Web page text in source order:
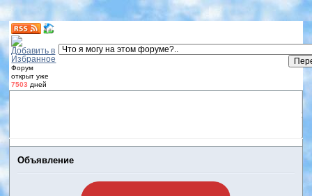
Форум
открыт уже
7503 дней
Объявление